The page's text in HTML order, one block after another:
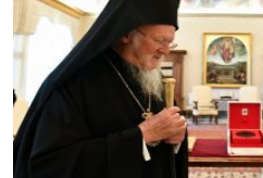
ЛЕНТА НОВОСТЕЙ